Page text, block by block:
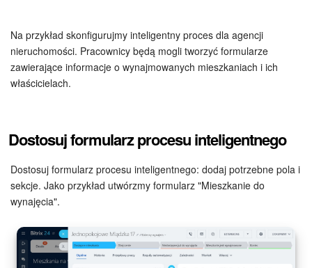
Grupy robocze
Bitrix24 Market
Firma
Automatyzacja
Zarządzanie asortymentem produktów
Na przykład skonfigurujmy inteligentny proces dla agencji
nieruchomości. Pracownicy będą mogli tworzyć formularze
zawierające informacje o wynajmowanych mieszkaniach i ich
właścicielach.
Dostosuj formularz procesu inteligentnego
Dostosuj formularz procesu inteligentnego: dodaj potrzebne pola i
sekcje. Jako przykład utwórzmy formularz "Mieszkanie do
wynajęcia".